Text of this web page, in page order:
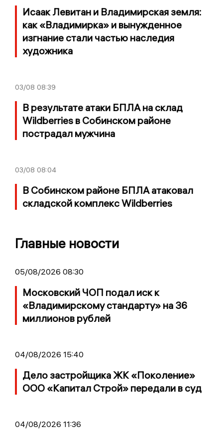
Исаак Левитан и Владимирская земля:
как «Владимирка» и вынужденное
изгнание стали частью наследия
художника
03/08 08:39
В результате атаки БПЛА на склад
Wildberries в Собинском районе
пострадал мужчина
03/08 08:04
В Собинском районе БПЛА атаковал
складской комплекс Wildberries
Главные новости
05/08/2026 08:30
Московский ЧОП подал иск к
«Владимирскому стандарту» на 36
миллионов рублей
04/08/2026 15:40
Дело застройщика ЖК «Поколение»
ООО «Капитал Строй» передали в суд
04/08/2026 11:36